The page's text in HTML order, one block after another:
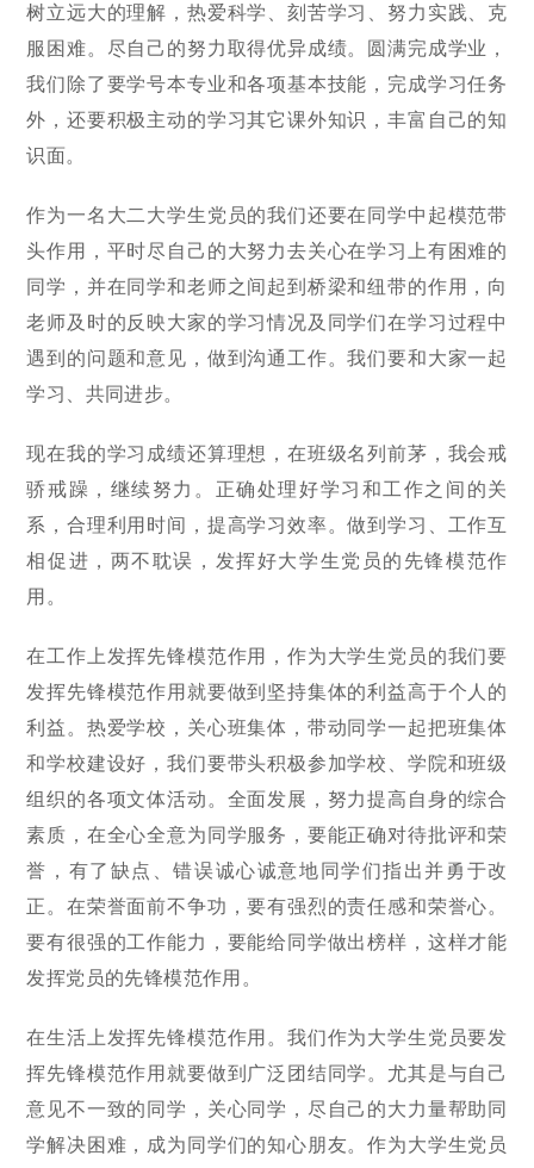
树立远大的理解，热爱科学、刻苦学习、努力实践、克
服困难。尽自己的努力取得优异成绩。圆满完成学业，
我们除了要学号本专业和各项基本技能，完成学习任务
外，还要积极主动的学习其它课外知识，丰富自己的知
识面。
作为一名大二大学生党员的我们还要在同学中起模范带
头作用，平时尽自己的大努力去关心在学习上有困难的
同学，并在同学和老师之间起到桥梁和纽带的作用，向
老师及时的反映大家的学习情况及同学们在学习过程中
遇到的问题和意见，做到沟通工作。我们要和大家一起
学习、共同进步。
现在我的学习成绩还算理想，在班级名列前茅，我会戒
骄戒躁，继续努力。正确处理好学习和工作之间的关
系，合理利用时间，提高学习效率。做到学习、工作互
相促进，两不耽误，发挥好大学生党员的先锋模范作
用。
在工作上发挥先锋模范作用，作为大学生党员的我们要
发挥先锋模范作用就要做到坚持集体的利益高于个人的
利益。热爱学校，关心班集体，带动同学一起把班集体
和学校建设好，我们要带头积极参加学校、学院和班级
组织的各项文体活动。全面发展，努力提高自身的综合
素质，在全心全意为同学服务，要能正确对待批评和荣
誉，有了缺点、错误诚心诚意地同学们指出并勇于改
正。在荣誉面前不争功，要有强烈的责任感和荣誉心。
要有很强的工作能力，要能给同学做出榜样，这样才能
发挥党员的先锋模范作用。
在生活上发挥先锋模范作用。我们作为大学生党员要发
挥先锋模范作用就要做到广泛团结同学。尤其是与自己
意见不一致的同学，关心同学，尽自己的大力量帮助同
学解决困难，成为同学们的知心朋友。作为大学生党员